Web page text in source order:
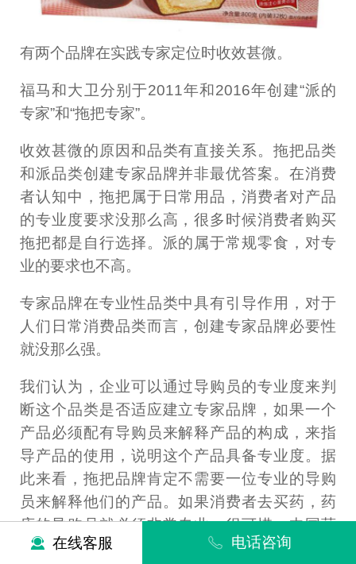
有两个品牌在实践专家定位时收效甚微。
福马和大卫分别于2011年和2016年创建“派的
专家”和“拖把专家”。
收效甚微的原因和品类有直接关系。拖把品类
和派品类创建专家品牌并非最优答案。在消费
者认知中，拖把属于日常用品，消费者对产品
的专业度要求没那么高，很多时候消费者购买
拖把都是自行选择。派的属于常规零食，对专
业的要求也不高。
专家品牌在专业性品类中具有引导作用，对于
人们日常消费品类而言，创建专家品牌必要性
就没那么强。
我们认为，企业可以通过导购员的专业度来判
断这个品类是否适应建立专家品牌，如果一个
产品必须配有导购员来解释产品的构成，来指
导产品的使用，说明这个产品具备专业度。据
此来看，拖把品牌肯定不需要一位专业的导购
员来解释他们的产品。如果消费者去买药，药
店的导购员就必须非常专业。很可惜，中国药
企没有哪个品牌创建专家定位。
在线客服 电话咨询